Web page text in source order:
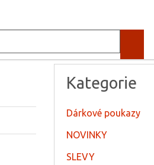
Kategorie
Dárkové poukazy
NOVINKY
SLEVY